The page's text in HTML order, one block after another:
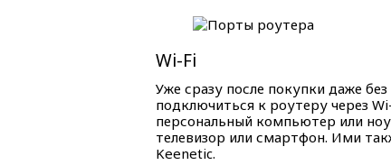
Wi-Fi
Уже сразу после покупки даже
подключиться к роутеру через
персональный компьютер или
телевизор или смартфон. Ими
Keenetic.